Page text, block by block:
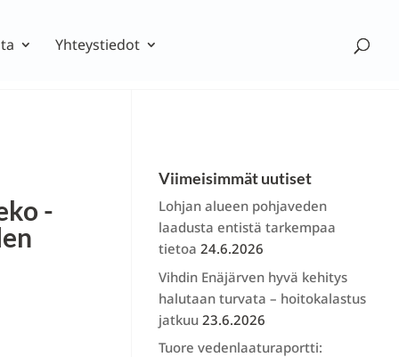
Yhteystiedot
-
Viimeisimmät uutiset
Lohjan alueen pohjaveden
laadusta entistä tarkempaa
tietoa 24.6.2026
Vihdin Enäjärven hyvä kehitys
halutaan turvata – hoitokalastus
jatkuu 23.6.2026
Tuore vedenlaaturaportti: